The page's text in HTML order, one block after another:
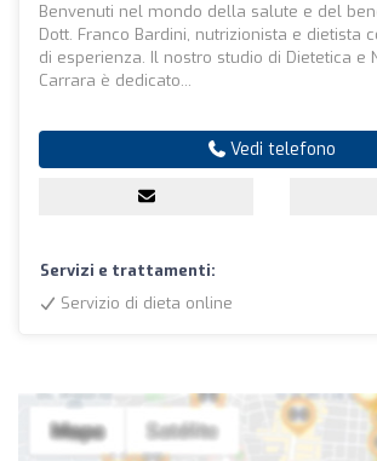
Benvenuti nel mondo della salute e del
Dott. Franco Bardini, nutrizionista e dietista
di esperienza. Il nostro studio di Dietetica e
Carrara è dedicato...
Vedi telefono
Servizi e trattamenti:
Servizio di dieta online